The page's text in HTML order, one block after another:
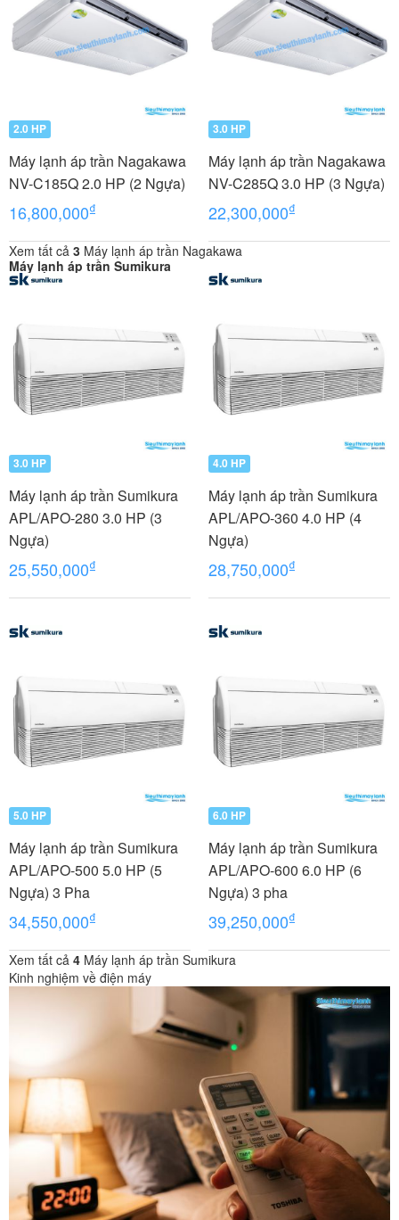
2.0 HP
Máy lạnh áp trần Nagakawa
NV-C185Q 2.0 HP (2 Ngựa)
16,800,000₫
3.0 HP
Máy lạnh áp trần Nagakawa
NV-C285Q 3.0 HP (3 Ngựa)
22,300,000₫
Xem tất cả 3 Máy lạnh áp trần Nagakawa
Máy lạnh áp trần Sumikura
3.0 HP
Máy lạnh áp trần Sumikura
APL/APO-280 3.0 HP (3
Ngựa)
25,550,000₫
4.0 HP
Máy lạnh áp trần Sumikura
APL/APO-360 4.0 HP (4
Ngựa)
28,750,000₫
5.0 HP
Máy lạnh áp trần Sumikura
APL/APO-500 5.0 HP (5
Ngựa) 3 Pha
34,550,000₫
6.0 HP
Máy lạnh áp trần Sumikura
APL/APO-600 6.0 HP (6
Ngựa) 3 pha
39,250,000₫
Xem tất cả 4 Máy lạnh áp trần Sumikura
Kinh nghiệm về điện máy